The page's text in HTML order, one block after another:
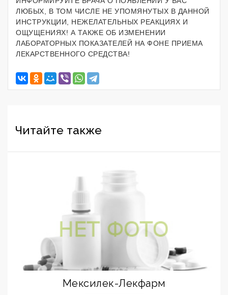
ЛЮБЫХ, В ТОМ ЧИСЛЕ НЕ УПОМЯНУТЫХ В ДАННОЙ
ИНСТРУКЦИИ, НЕЖЕЛАТЕЛЬНЫХ РЕАКЦИЯХ И
ОЩУЩЕНИЯХ! А ТАКЖЕ ОБ ИЗМЕНЕНИИ
ЛАБОРАТОРНЫХ ПОКАЗАТЕЛЕЙ НА ФОНЕ ПРИЕМА
ЛЕКАРСТВЕННОГО СРЕДСТВА!
Читайте также
Мексилек-Лекфарм